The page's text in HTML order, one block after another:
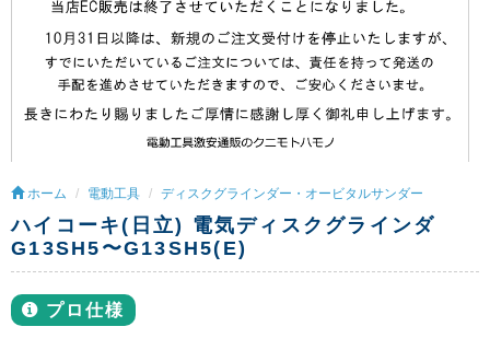
ホーム 電動工具 ディスクグラインダー・オービタルサンダー
ハイコーキ(日立) 電気ディスクグラインダ
G13SH5〜G13SH5(E)
プロ仕様